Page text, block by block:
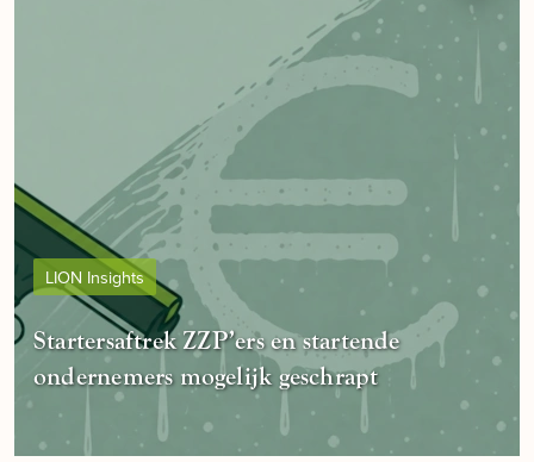
LION Insights
Startersaftrek ZZP’ers en startende
ondernemers mogelijk geschrapt